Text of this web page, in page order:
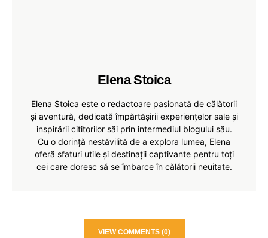
Elena Stoica
Elena Stoica este o redactoare pasionată de călătorii
și aventură, dedicată împărtășirii experiențelor sale și
inspirării cititorilor săi prin intermediul blogului său.
Cu o dorință nestăvilită de a explora lumea, Elena
oferă sfaturi utile și destinații captivante pentru toți
cei care doresc să se îmbarce în călătorii neuitate.
VIEW COMMENTS (0)